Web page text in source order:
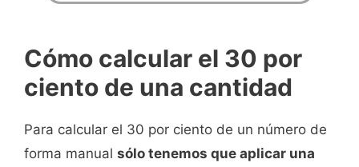
Cómo calcular el 30 por
ciento de una cantidad
Para calcular el 30 por ciento de un número de
forma manual sólo tenemos que aplicar una